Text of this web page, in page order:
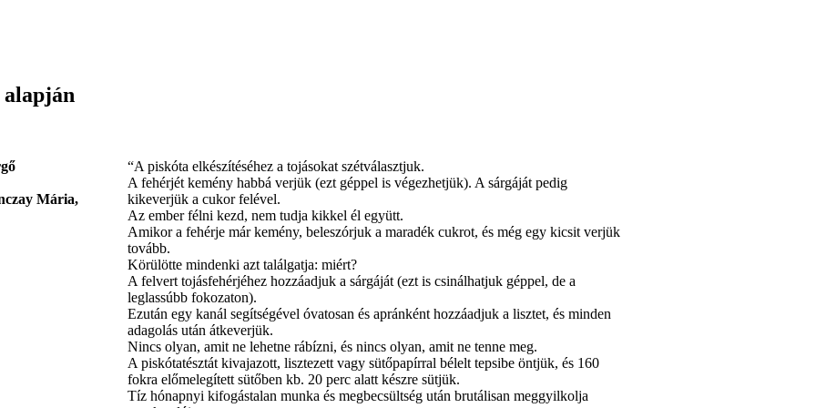
alapján
Mária,
“A piskóta elkészítéséhez a tojásokat szétválasztjuk.
A fehérjét kemény habbá verjük (ezt géppel is végezhetjük). A sárgáját pedig
kikeverjük a cukor felével.
Az ember félni kezd, nem tudja kikkel él együtt.
Amikor a fehérje már kemény, beleszórjuk a maradék cukrot, és még egy kicsit verjük
tovább.
Körülötte mindenki azt találgatja: miért?
A felvert tojásfehérjéhez hozzáadjuk a sárgáját (ezt is csinálhatjuk géppel, de a
leglassúbb fokozaton).
Ezután egy kanál segítségével óvatosan és apránként hozzáadjuk a lisztet, és minden
adagolás után átkeverjük.
Nincs olyan, amit ne lehetne rábízni, és nincs olyan, amit ne tenne meg.
A piskótatésztát kivajazott, lisztezett vagy sütőpapírral bélelt tepsibe öntjük, és 160
fokra előmelegített sütőben kb. 20 perc alatt készre sütjük.
Tíz hónapnyi kifogástalan munka és megbecsültség után brutálisan meggyilkolja